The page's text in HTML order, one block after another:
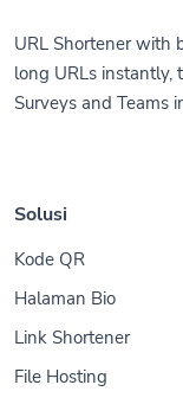
URL Shortener with
long URLs instantly,
Surveys and Teams
Solusi
Kode QR
Halaman Bio
Link Shortener
File Hosting